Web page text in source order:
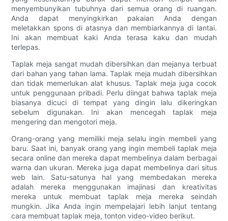
menyembunyikan tubuhnya dari semua orang di ruangan.
Anda dapat menyingkirkan pakaian Anda dengan
meletakkan spons di atasnya dan membiarkannya di lantai.
Ini akan membuat kaki Anda terasa kaku dan mudah
terlepas.
Taplak meja sangat mudah dibersihkan dan mejanya terbuat
dari bahan yang tahan lama. Taplak meja mudah dibersihkan
dan tidak memerlukan alat khusus. Taplak meja juga cocok
untuk penggunaan pribadi. Perlu diingat bahwa taplak meja
biasanya dicuci di tempat yang dingin lalu dikeringkan
sebelum digunakan. Ini akan mencegah taplak meja
mengering dan mengotori meja.
Orang-orang yang memiliki meja selalu ingin membeli yang
baru. Saat ini, banyak orang yang ingin membeli taplak meja
secara online dan mereka dapat membelinya dalam berbagai
warna dan ukuran. Mereka juga dapat membelinya dari situs
web lain. Satu-satunya hal yang membedakan mereka
adalah mereka menggunakan imajinasi dan kreativitas
mereka untuk membuat taplak meja mereka seindah
mungkin. Jika Anda ingin mempelajari lebih lanjut tentang
cara membuat taplak meja, tonton video-video berikut.